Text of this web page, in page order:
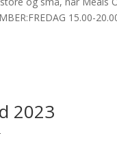
15.00-
2023